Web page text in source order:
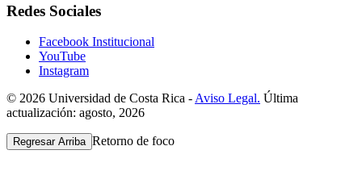
Redes Sociales
Facebook Institucional
YouTube
Instagram
© 2026 Universidad de Costa Rica - Aviso Legal. Última
actualización: agosto, 2026
Regresar Arriba Retorno de foco